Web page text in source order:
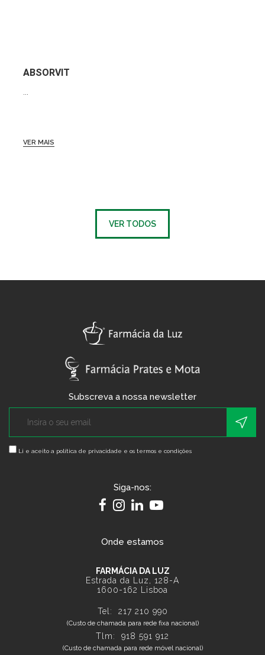
ABSORVIT
...
VER MAIS
VER TODOS
Subscreva a nossa newsletter
Li e aceito a política de privacidade e os termos e condições
Siga-nos:
Onde estamos
FARMÁCIA DA LUZ
Estrada da Luz, 128-A
1600-162 Lisboa
Tel: 217 210 990
(Custo de chamada para rede fixa nacional)
Tlm: 918 591 912
(Custo de chamada para rede móvel nacional)